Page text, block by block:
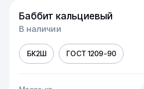
Баббит кальциевый
В наличии
БК2Ш ГОСТ 1209-90